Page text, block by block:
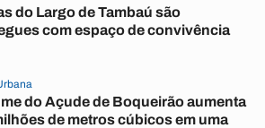
do Largo de Tambaú são
com espaço de convivência
do Açude de Boqueirão aumenta
de metros cúbicos em uma